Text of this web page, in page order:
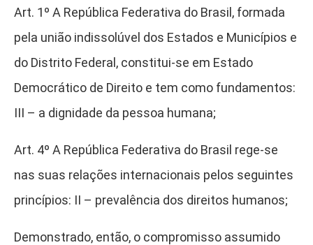
Art. 1º A República Federativa do Brasil, formada
pela união indissolúvel dos Estados e Municípios e
do Distrito Federal, constitui-se em Estado
Democrático de Direito e tem como fundamentos:
III – a dignidade da pessoa humana;
Art. 4º A República Federativa do Brasil rege-se
nas suas relações internacionais pelos seguintes
princípios: II – prevalência dos direitos humanos;
Demonstrado, então, o compromisso assumido